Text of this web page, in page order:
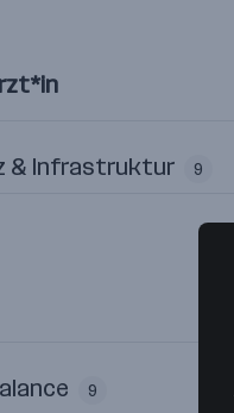
& Infrastruktur 9
9